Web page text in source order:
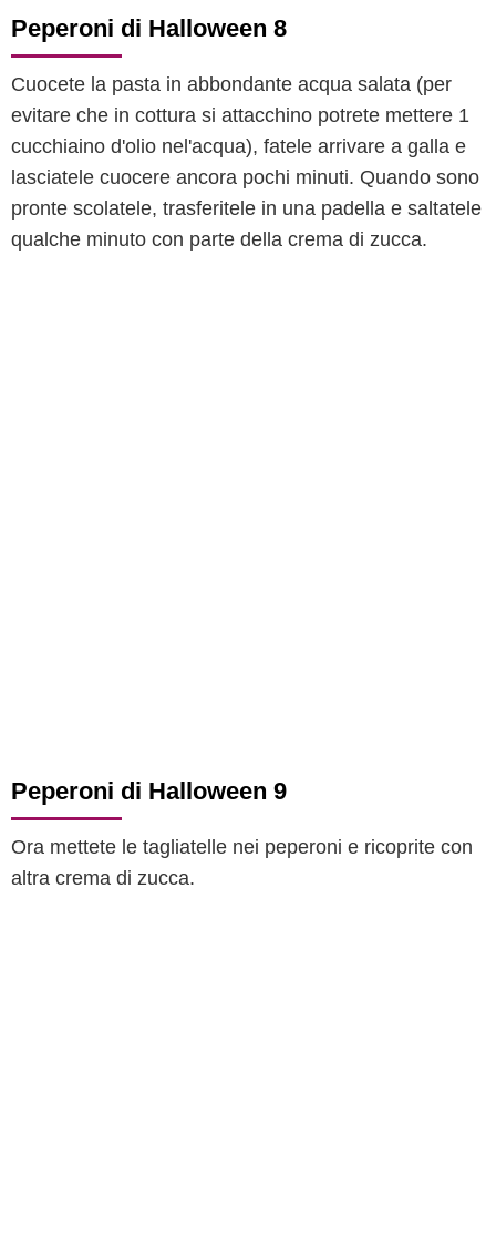
Peperoni di Halloween 8
Cuocete la pasta in abbondante acqua salata (per
evitare che in cottura si attacchino potrete mettere 1
cucchiaino d'olio nel'acqua), fatele arrivare a galla e
lasciatele cuocere ancora pochi minuti. Quando sono
pronte scolatele, trasferitele in una padella e saltatele
qualche minuto con parte della crema di zucca.
Peperoni di Halloween 9
Ora mettete le tagliatelle nei peperoni e ricoprite con
altra crema di zucca.